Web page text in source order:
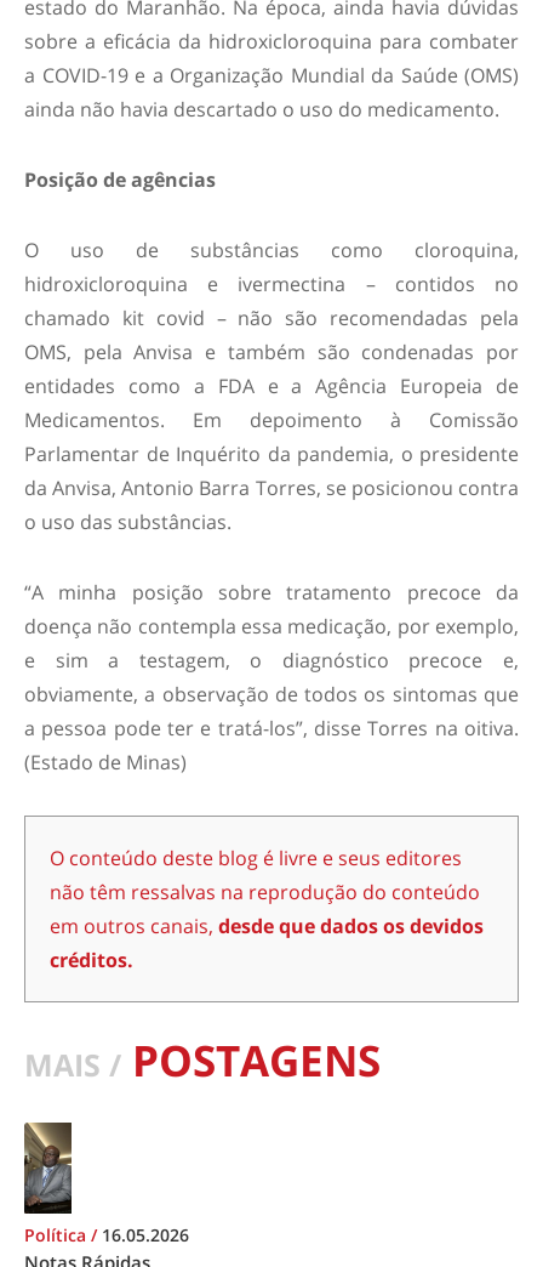
estado do Maranhão. Na época, ainda havia dúvidas
sobre a eficácia da hidroxicloroquina para combater
a COVID-19 e a Organização Mundial da Saúde (OMS)
ainda não havia descartado o uso do medicamento.
Posição de agências
O uso de substâncias como cloroquina,
hidroxicloroquina e ivermectina – contidos no
chamado kit covid – não são recomendadas pela
OMS, pela Anvisa e também são condenadas por
entidades como a FDA e a Agência Europeia de
Medicamentos. Em depoimento à Comissão
Parlamentar de Inquérito da pandemia, o presidente
da Anvisa, Antonio Barra Torres, se posicionou contra
o uso das substâncias.
“A minha posição sobre tratamento precoce da
doença não contempla essa medicação, por exemplo,
e sim a testagem, o diagnóstico precoce e,
obviamente, a observação de todos os sintomas que
a pessoa pode ter e tratá-los”, disse Torres na oitiva.
(Estado de Minas)
O conteúdo deste blog é livre e seus editores
não têm ressalvas na reprodução do conteúdo
em outros canais, desde que dados os devidos
créditos.
MAIS / POSTAGENS
Política / 16.05.2026